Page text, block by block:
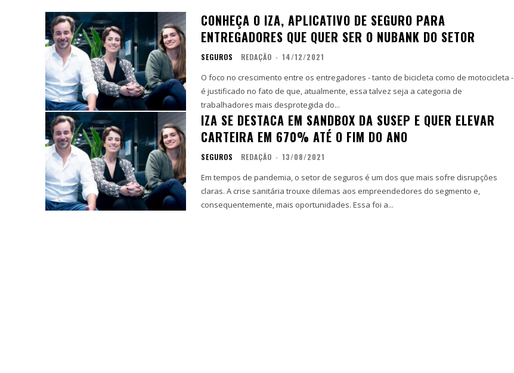
CONHEÇA O IZA, APLICATIVO DE SEGURO PARA
ENTREGADORES QUE QUER SER O NUBANK DO SETOR
SEGUROS REDAÇÃO - 14/12/2021
O foco no crescimento entre os entregadores - tanto de bicicleta como de motocicleta -
é justificado no fato de que, atualmente, essa talvez seja a categoria de
trabalhadores mais desprotegida do...
IZA SE DESTACA EM SANDBOX DA SUSEP E QUER ELEVAR
CARTEIRA EM 670% ATÉ O FIM DO ANO
SEGUROS REDAÇÃO - 13/08/2021
Em tempos de pandemia, o setor de seguros é um dos que mais sofre disrupções
claras. A crise sanitária trouxe dilemas aos empreendedores do segmento e,
consequentemente, mais oportunidades. Essa foi a...